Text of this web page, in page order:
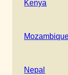
Kenya
Nepal